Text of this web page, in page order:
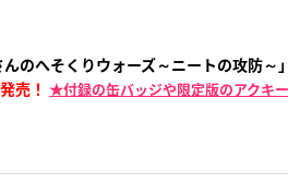
んのへそくりウォーズ～ニートの攻防～
売！ ★付録の缶バッジや限定版のアクキ